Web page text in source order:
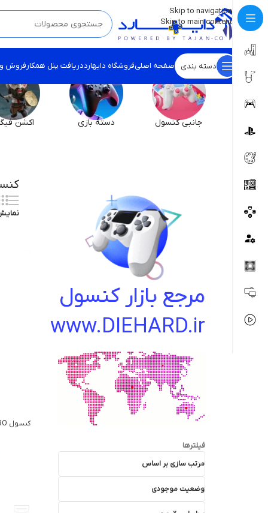
Skip to navigation
Skip to main content
💡برچسب و اسکین کنسول ها بروز شد . . . اینجا کیک کن !
دسته بندی صفحه اصلیفروشگاه دایهارددریافت پنل همکارفروش
جانبی کنسول دسته بازی اکشن
مرجع بازار کنسول
www.DIEHARD.ir
فیلترها
مرتب سازی بر اساس
وضعیت موجودی